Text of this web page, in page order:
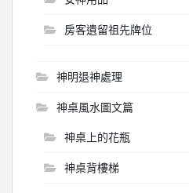
房客遺留祖先牌位
神明退神處理
神桌風水圖文篇
神桌上的花瓶
神桌背樓梯